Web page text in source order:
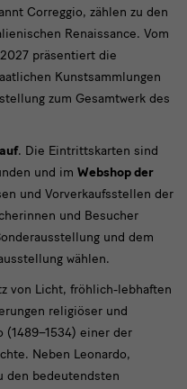
Correggio, zählen zu den
Renaissance. Vom
präsentiert die
Kunstsammlungen
zum Gesamtwerk des
. Die Eintrittskarten sind
und im Webshop der
und Vorverkaufsstellen der
und Besucher
und dem
wählen.
von Licht, fröhlich-lebhaften
religiöser und
einer der
Neben Leonardo,
den bedeutendsten